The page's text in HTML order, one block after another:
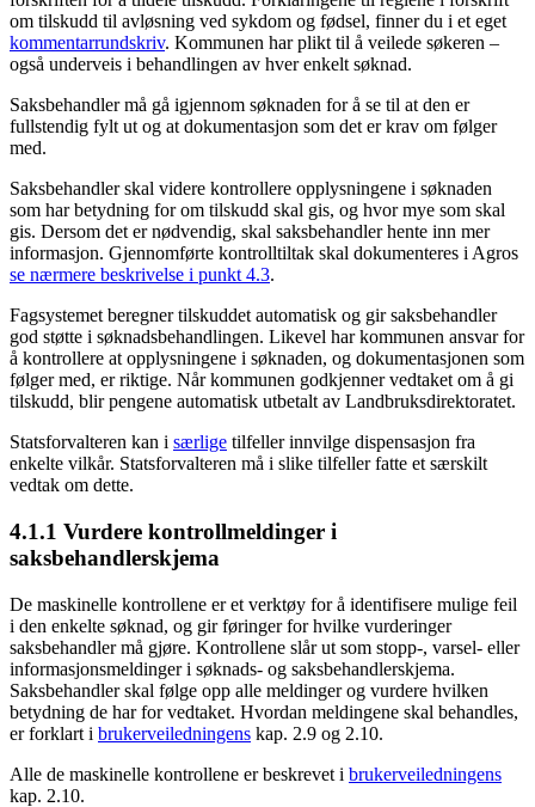
om tilskudd til avløsning ved sykdom og fødsel, finner du i et eget
kommentarrundskriv. Kommunen har plikt til å veilede søkeren –
også underveis i behandlingen av hver enkelt søknad.
Saksbehandler må gå igjennom søknaden for å se til at den er
fullstendig fylt ut og at dokumentasjon som det er krav om følger
med.
Saksbehandler skal videre kontrollere opplysningene i søknaden
som har betydning for om tilskudd skal gis, og hvor mye som skal
gis. Dersom det er nødvendig, skal saksbehandler hente inn mer
informasjon. Gjennomførte kontrolltiltak skal dokumenteres i Agros
se nærmere beskrivelse i punkt 4.3.
Fagsystemet beregner tilskuddet automatisk og gir saksbehandler
god støtte i søknadsbehandlingen. Likevel har kommunen ansvar for
å kontrollere at opplysningene i søknaden, og dokumentasjonen som
følger med, er riktige. Når kommunen godkjenner vedtaket om å gi
tilskudd, blir pengene automatisk utbetalt av Landbruksdirektoratet.
Statsforvalteren kan i særlige tilfeller innvilge dispensasjon fra
enkelte vilkår. Statsforvalteren må i slike tilfeller fatte et særskilt
vedtak om dette.
4.1.1 Vurdere kontrollmeldinger i
saksbehandlerskjema
De maskinelle kontrollene er et verktøy for å identifisere mulige feil
i den enkelte søknad, og gir føringer for hvilke vurderinger
saksbehandler må gjøre. Kontrollene slår ut som stopp-, varsel- eller
informasjonsmeldinger i søknads- og saksbehandlerskjema.
Saksbehandler skal følge opp alle meldinger og vurdere hvilken
betydning de har for vedtaket. Hvordan meldingene skal behandles,
er forklart i brukerveiledningens kap. 2.9 og 2.10.
Alle de maskinelle kontrollene er beskrevet i brukerveiledningens
kap. 2.10.